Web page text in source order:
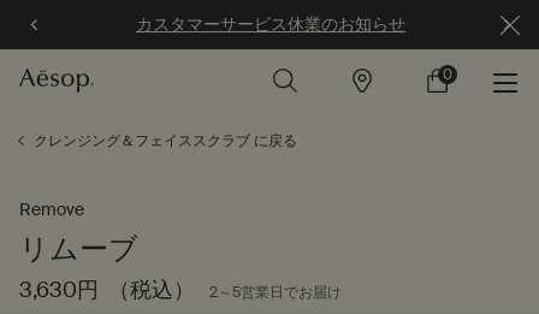
カスタマーサービス休業のお知らせ
店
カ
0
0 カート内の製
クレンジング＆フェイススクラブ に戻る
Remove
リムーブ
3,630円 （税込） 2～5営業日でお届け